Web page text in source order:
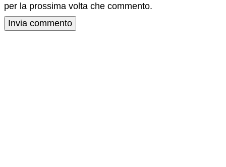
per la prossima volta che commento.